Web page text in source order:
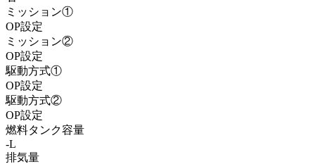
ミッション①
OP設定
ミッション②
OP設定
駆動方式①
OP設定
駆動方式②
OP設定
燃料タンク容量
-L
排気量